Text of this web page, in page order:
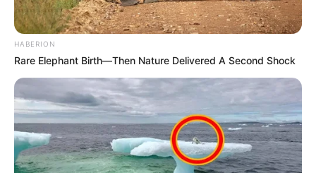
atas bangunan bagian belakang (seperti Orkan
class)
Sedang di bagian buritan dipasang boat RHIB
belakang. Jika dipasang dengan kemiringan 30
derajat dan ketinggian 3 meter maka hanya RHIB
sepanjang 11 meter hanya akan makan tempat
sepanjang 8 meter.
Bagian haluan 20 meter dikurangi 8 meter tinggal
HABERION
Rare Elephant Birth—Then Nature Delivered A Second Shock